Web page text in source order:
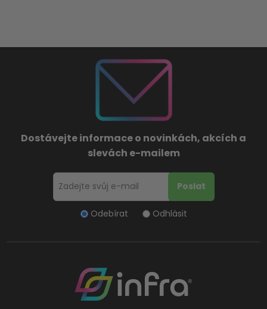
Dostávejte informace o novinkách, akcích a
slevách e-mailem
Odebírat Odhlásit